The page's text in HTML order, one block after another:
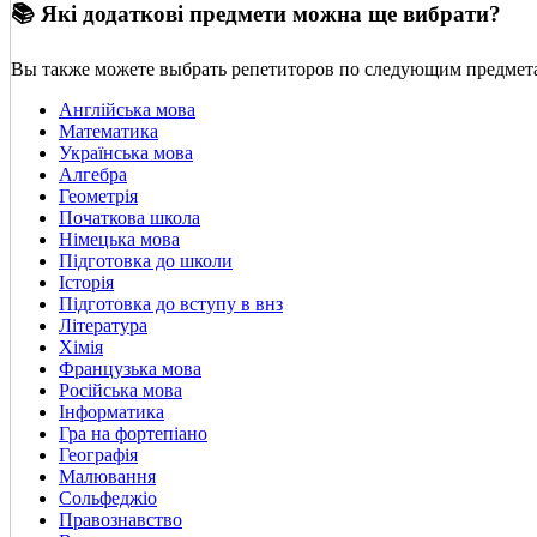
📚 Які додаткові предмети можна ще вибрати?
Вы также можете выбрать репетиторов по следующим
Англійська мова
Математика
Українська мова
Алгебра
Геометрія
Початкова школа
Німецька мова
Підготовка до школи
Історія
Підготовка до вступу в внз
Література
Хімія
Французька мова
Російська мова
Інформатика
Гра на фортепіано
Географія
Малювання
Сольфеджіо
Правознавство